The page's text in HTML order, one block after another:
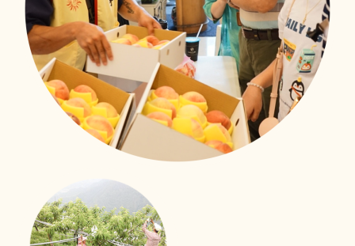
照護技能大進化
移工用心學習、用愛照顧